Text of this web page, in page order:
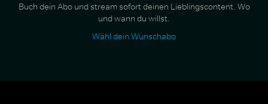
Buch dein Abo und stream sofort deinen Lieblingscontent. Wo
und wann du willst.
Wähl dein Wunschabo